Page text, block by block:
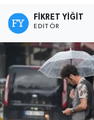
FIKRET YIĞIT
EDITÖR
Haber Arşivi